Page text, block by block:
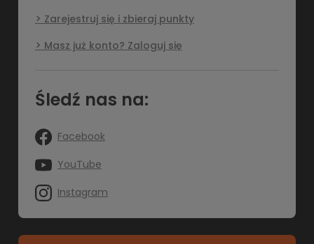
Zarejestruj się i zbieraj punkty
Masz już konto? Zaloguj się
Śledź nas na:
Facebook
YouTube
Instagram